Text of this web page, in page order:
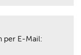
per E-Mail: